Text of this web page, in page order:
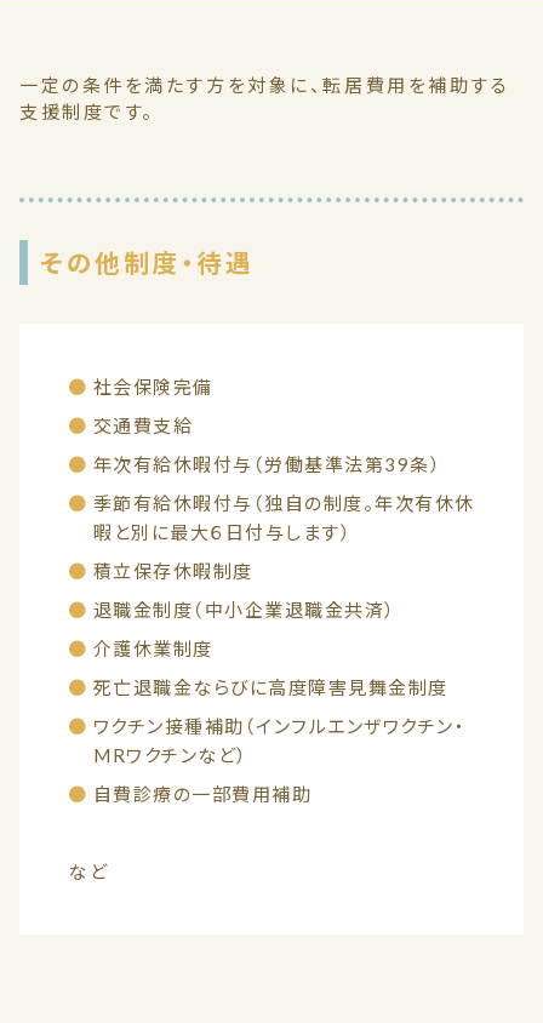
一定の条件を満たす方を対象に、転居費用を補助する
支援制度です。
その他制度・待遇
社会保険完備
交通費支給
年次有給休暇付与（労働基準法第39条）
季節有給休暇付与（独自の制度。年次有休休
暇と別に最大６日付与します）
積立保存休暇制度
退職金制度（中小企業退職金共済）
介護休業制度
死亡退職金ならびに高度障害見舞金制度
ワクチン接種補助（インフルエンザワクチン・
MRワクチンなど）
自費診療の一部費用補助
など